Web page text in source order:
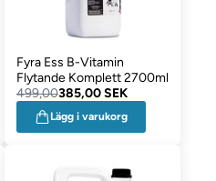
Fyra Ess B-Vitamin
Flytande Komplett 2700ml
499,00385,00 SEK
Lägg i varukorg